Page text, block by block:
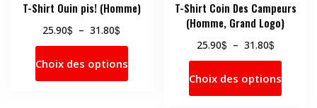
T-Shirt Ouin pis! (Homme)
25.90$ – 31.80$
de
25.90$
à
Choix des options
Ce
produit
a
T-Shirt Coin Des Campeurs
(Homme, Grand Logo)
25.90$ – 31.80$Plage
de
25.90$
à
Choix des options
Ce
a